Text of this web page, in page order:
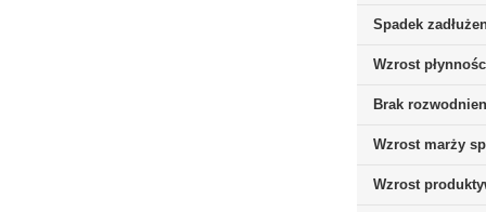
Spadek
Wzrost
Brak
Wzrost marży
Wzrost